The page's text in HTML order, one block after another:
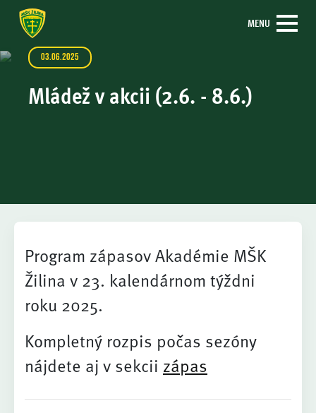
MENU
03.06.2025
Mládež v akcii (2.6. - 8.6.)
Program zápasov Akadémie MŠK
Žilina v 23. kalendárnom týždni
roku 2025.
Kompletný rozpis počas sezóny
nájdete aj v sekcii zápas